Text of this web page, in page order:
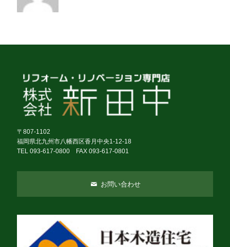
〒807-1102
福岡県北九州市八幡西区香月中央1-12-18
TEL 093-617-0800 FAX 093-617-0801
お問い合わせ